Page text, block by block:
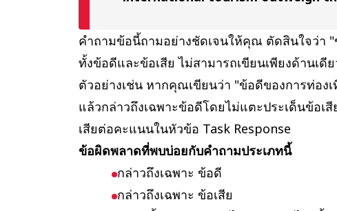
essay
ข้อดีและข้อเสีย
Is this a
นี่เป็นพัฒนากา
Cause/solution essay
What are the
solutions?
คำถามข้อนี้ถามอย่างชัดเจนให้คุณ ตัดสินใจว่า
ทั้งข้อดีและข้อเสีย ไม่สามารถเขียนเพียงด้านเ
ตัวอย่างเช่น หากคุณเขียนว่า "ข้อดีของการท่อง
แล้วกล่าวถึงเฉพาะข้อดีโดยไม่แตะประเด็นข้อเ
เสียต่อคะแนนในหัวข้อ Task Response
ข้อผิดพลาดที่พบบ่อยกับคำถามประเภทนี้
กล่าวถึงเฉพาะ ข้อดี
กล่าวถึงเฉพาะ ข้อเสีย